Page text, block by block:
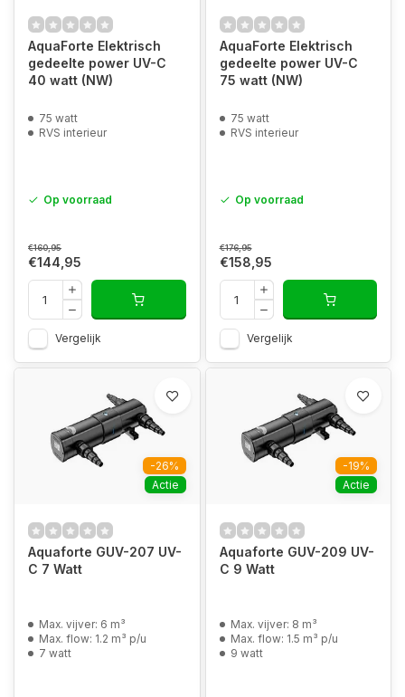
AquaForte Elektrisch
gedeelte power UV-C
40 watt (NW)
75 watt
RVS interieur
Op voorraad
€160,95
€144,95
Vergelijk
AquaForte Elektrisch
gedeelte power UV-C
75 watt (NW)
75 watt
RVS interieur
Op voorraad
€176,95
€158,95
Vergelijk
-26%
Actie
Aquaforte GUV-207 UV-
C 7 Watt
Max. vijver: 6 m³
Max. flow: 1.2 m³ p/u
7 watt
-19%
Actie
Aquaforte GUV-209 UV-
C 9 Watt
Max. vijver: 8 m³
Max. flow: 1.5 m³ p/u
9 watt